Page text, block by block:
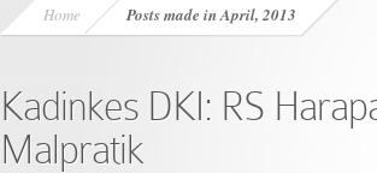
Home Posts made in April, 2013
Kadinkes DKI: RS
Malpratik